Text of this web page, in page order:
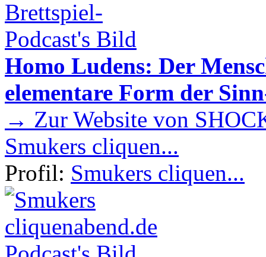
Homo Ludens: Der
elementare Form der
→ Zur Website von
Smukers cliquen...
Profil: Smukers cliquen...